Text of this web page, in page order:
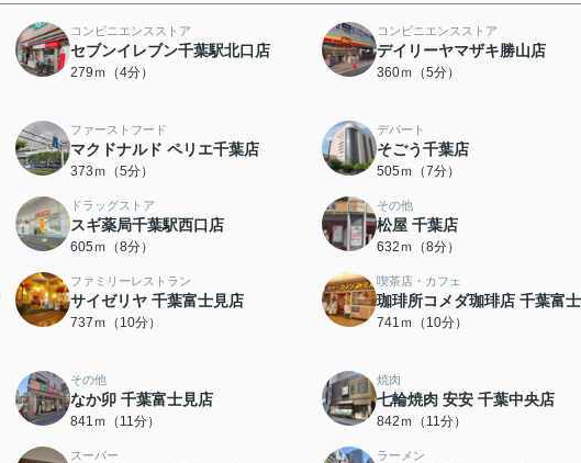
コンビニエンスストア
セブンイレブン千葉駅北口店
279ｍ（4分）
コンビニエンスストア
デイリーヤマザキ勝山店
360ｍ（5分）
ファーストフード
マクドナルド ペリエ千葉店
373ｍ（5分）
デパート
そごう千葉店
505ｍ（7分）
ドラッグストア
スギ薬局千葉駅西口店
605ｍ（8分）
その他
松屋 千葉店
632ｍ（8分）
ファミリーレストラン
サイゼリヤ 千葉富士見店
737ｍ（10分）
喫茶店・カフェ
珈琲所コメダ珈琲店 千葉富
741ｍ（10分）
その他
なか卯 千葉富士見店
841ｍ（11分）
焼肉
七輪焼肉 安安 千葉中央店
842ｍ（11分）
スーパー ラーメン